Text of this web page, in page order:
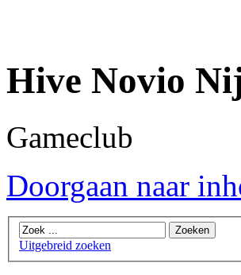
Hive Novio
Gameclub
Doorgaan naar
Uitgebreid zoeken